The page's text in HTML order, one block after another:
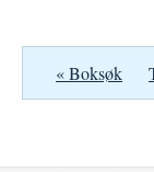
« Boksøk